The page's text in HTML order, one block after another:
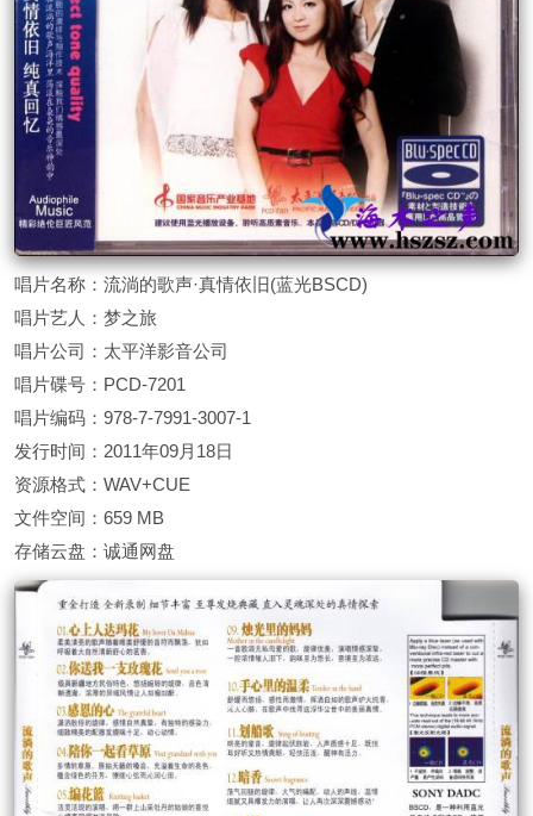
唱片名称：流淌的歌声·真情依旧(蓝光BSCD)
唱片艺人：梦之旅
唱片公司：太平洋影音公司
唱片碟号：PCD-7201
唱片编码：978-7-7991-3007-1
发行时间：2011年09月18日
资源格式：WAV+CUE
文件空间：659 MB
存储云盘：诚通网盘